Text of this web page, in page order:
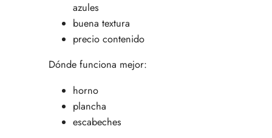
azules
buena textura
precio contenido
Dónde funciona mejor:
horno
plancha
escabeches